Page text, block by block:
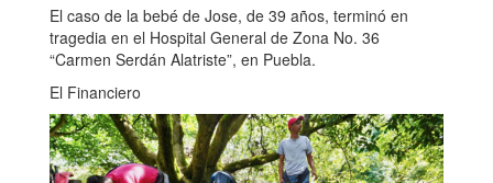
El caso de la bebé de Jose, de 39 años, terminó en
tragedia en el Hospital General de Zona No. 36
“Carmen Serdán Alatriste”, en Puebla.
El Financiero